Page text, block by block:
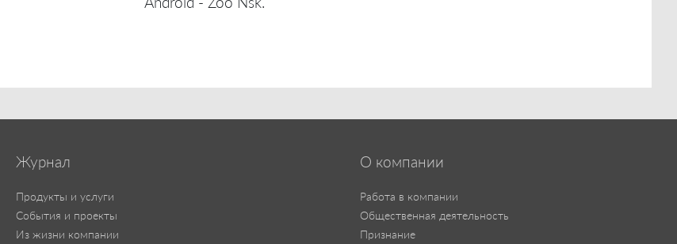
Журнал
Продукты и услуги
События и проекты
Из жизни компании
О компании
Работа в компании
Общественная деятельность
Признание